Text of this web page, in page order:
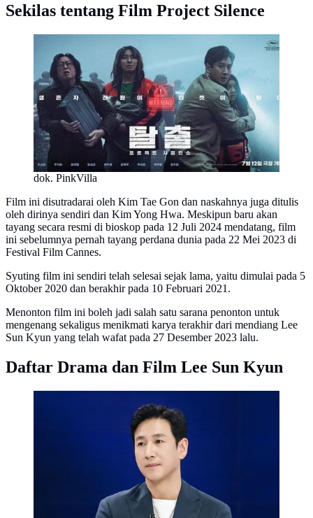
Sekilas tentang Film Project Silence
dok. PinkVilla
Film ini disutradarai oleh Kim Tae Gon dan naskahnya juga ditulis
oleh dirinya sendiri dan Kim Yong Hwa. Meskipun baru akan
tayang secara resmi di bioskop pada 12 Juli 2024 mendatang, film
ini sebelumnya pernah tayang perdana dunia pada 22 Mei 2023 di
Festival Film Cannes.
Syuting film ini sendiri telah selesai sejak lama, yaitu dimulai pada 5
Oktober 2020 dan berakhir pada 10 Februari 2021.
Menonton film ini boleh jadi salah satu sarana penonton untuk
mengenang sekaligus menikmati karya terakhir dari mendiang Lee
Sun Kyun yang telah wafat pada 27 Desember 2023 lalu.
Daftar Drama dan Film Lee Sun Kyun